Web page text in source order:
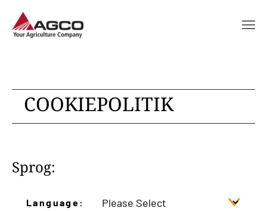
COOKIEPOLITIK
Sprog:
Language: